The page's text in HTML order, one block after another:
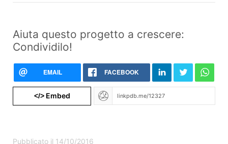
Aiuta questo progetto a crescere:
Condividilo!
EMAIL FACEBOOK
</>Embed
Pubblicato il 14/10/2016